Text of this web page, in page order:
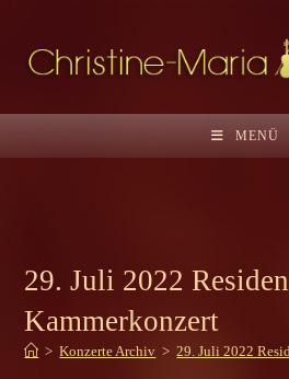
springen
MENÜ
29. Juli 2022
Kammerkonzert
> Konzerte Archiv > 29. Juli 2022